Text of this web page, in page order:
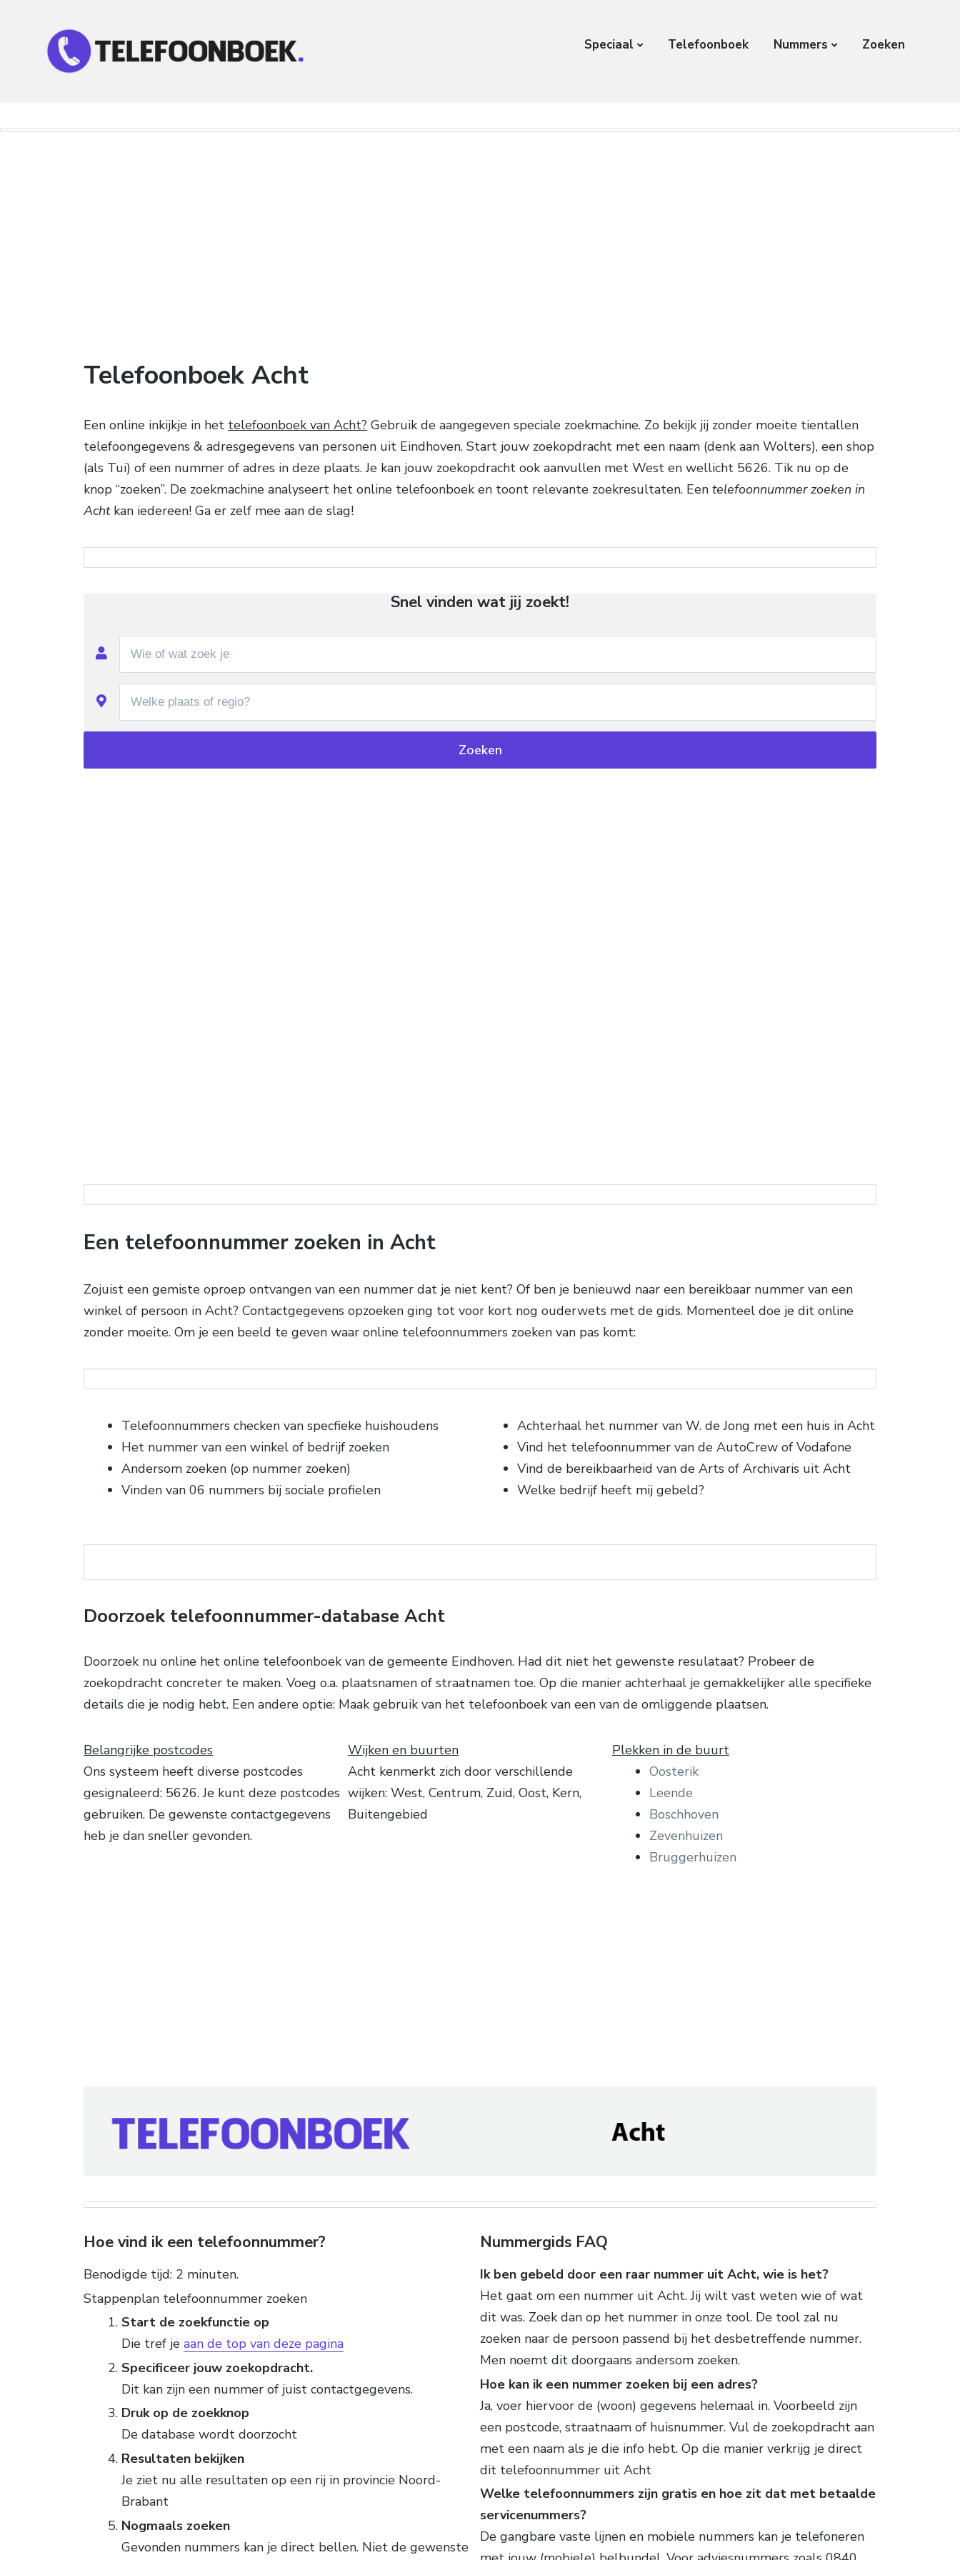
Speciaal Telefoonboek Nummers Zoeken
Telefoonboek Acht
Een online inkijkje in het telefoonboek van Acht? Gebruik de aangegeven speciale zoekmachine. Zo bekijk jij zonder moeite tientallen
telefoongegevens & adresgegevens van personen uit Eindhoven. Start jouw zoekopdracht met een naam (denk aan Wolters), een shop
(als Tui) of een nummer of adres in deze plaats. Je kan jouw zoekopdracht ook aanvullen met West en wellicht 5626. Tik nu op de
knop “zoeken”. De zoekmachine analyseert het online telefoonboek en toont relevante zoekresultaten. Eentelefoonnummer zoeken in
Achtkan iedereen! Ga er zelf mee aan de slag!
Snel vinden wat jij zoekt!
Een telefoonnummer zoeken in Acht
Zojuist een gemiste oproep ontvangen van een nummer dat je niet kent? Of ben je benieuwd naar een bereikbaar nummer van een
winkel of persoon in Acht? Contactgegevens opzoeken ging tot voor kort nog ouderwets met de gids. Momenteel doe je dit online
zonder moeite. Om je een beeld te geven waar online telefoonnummers zoeken van pas komt:
Telefoonnummers checken van specfieke huishoudens
Het nummer van een winkel of bedrijf zoeken
Andersom zoeken (op nummer zoeken)
Vinden van 06 nummers bij sociale profielen
Achterhaal het nummer van W. de Jong met een huis in Acht
Vind het telefoonnummer van de AutoCrew of Vodafone
Vind de bereikbaarheid van de Arts of Archivaris uit Acht
Welke bedrijf heeft mij gebeld?
Doorzoek telefoonnummer-database Acht
Doorzoek nu online het online telefoonboek van de gemeente Eindhoven. Had dit niet het gewenste resulataat? Probeer de
zoekopdracht concreter te maken. Voeg o.a. plaatsnamen of straatnamen toe. Op die manier achterhaal je gemakkelijker alle specifieke
details die je nodig hebt. Een andere optie: Maak gebruik van het telefoonboek van een van de omliggende plaatsen.
Belangrijke postcodes
Ons systeem heeft diverse postcodes
gesignaleerd: 5626. Je kunt deze postcodes
gebruiken. De gewenste contactgegevens
heb je dan sneller gevonden.
Wijken en buurten
Acht kenmerkt zich door verschillende
wijken: West, Centrum, Zuid, Oost, Kern,
Buitengebied
Plekken in de buurt
Oosterik
Leende
Boschhoven
Zevenhuizen
Bruggerhuizen
Hoe vind ik een telefoonnummer?
Benodigde tijd: 2 minuten.
Stappenplan telefoonnummer zoeken
Start de zoekfunctie op
Die tref je aan de top van deze pagina
Specificeer jouw zoekopdracht.
Dit kan zijn een nummer of juist contactgegevens.
Druk op de zoekknop
De database wordt doorzocht
Resultaten bekijken
Je ziet nu alle resultaten op een rij in provincie Noord-
Brabant
Nogmaals zoeken
Gevonden nummers kan je direct bellen. Niet de gewenste
Nummergids FAQ
Ik ben gebeld door een raar nummer uit Acht, wie is het?
Het gaat om een nummer uit Acht. Jij wilt vast weten wie of wat
dit was. Zoek dan op het nummer in onze tool. De tool zal nu
zoeken naar de persoon passend bij het desbetreffende nummer.
Men noemt dit doorgaans andersom zoeken.
Hoe kan ik een nummer zoeken bij een adres?
Ja, voer hiervoor de (woon) gegevens helemaal in. Voorbeeld zijn
een postcode, straatnaam of huisnummer. Vul de zoekopdracht aan
met een naam als je die info hebt. Op die manier verkrijg je direct
dit telefoonnummer uit Acht
Welke telefoonnummers zijn gratis en hoe zit dat met betaalde
servicenummers?
De gangbare vaste lijnen en mobiele nummers kan je telefoneren